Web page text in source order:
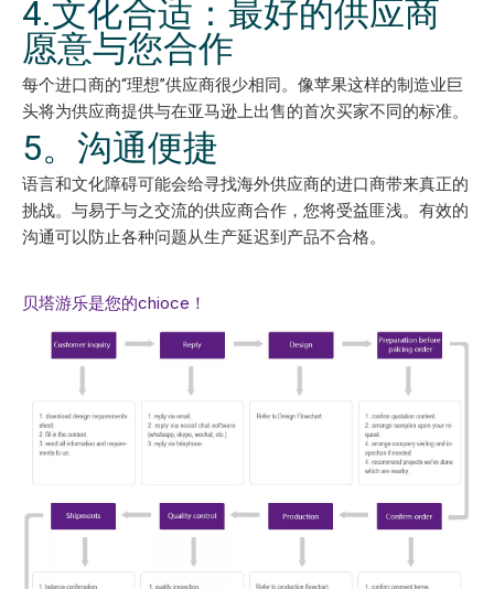
4.文化合适：最好的供应商
愿意与您合作
每个进口商的“理想”供应商很少相同。像苹果这样的制造业巨
头将为供应商提供与在亚马逊上出售的首次买家不同的标准。
5。沟通便捷
语言和文化障碍可能会给寻找海外供应商的进口商带来真正的
挑战。与易于与之交流的供应商合作，您将受益匪浅。有效的
沟通可以防止各种问题从生产延迟到产品不合格。
贝塔游乐是您的chioce！